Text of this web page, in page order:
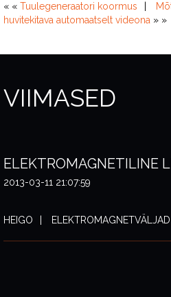
« « Tuulegeneraatori koormus
huvitekitava automaatselt videona » »
VIIMASED
ELEKTROMAGNETILINE
2013-03-11 21:07:59
HEIGO ELEKTROMAGNETVÄLJAD